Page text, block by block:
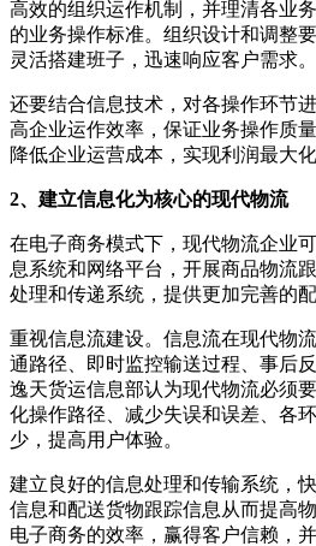
高效的组织运作机制，并理清各业
的业务操作标准。组织设计和调整
灵活搭建班子，迅速响应客户需求。
还要结合信息技术，对各操作环节
高企业运作效率，保证业务操作质
降低企业运营成本，实现利润最大化
2、建立信息化为核心的现代物流
在电子商务模式下，现代物流企业
息系统和网络平台，开展商品物流
处理和传递系统，提供更加完善的
重视信息流建设。信息流在现代物
通路径、即时监控输送过程、事后
逸天货运信息部认为现代物流必须
化操作路径、减少失误和误差、各
少，提高用户体验。
建立良好的信息处理和传输系统，
信息和配送货物跟踪信息从而提高
电子商务的效率，赢得客户信赖，